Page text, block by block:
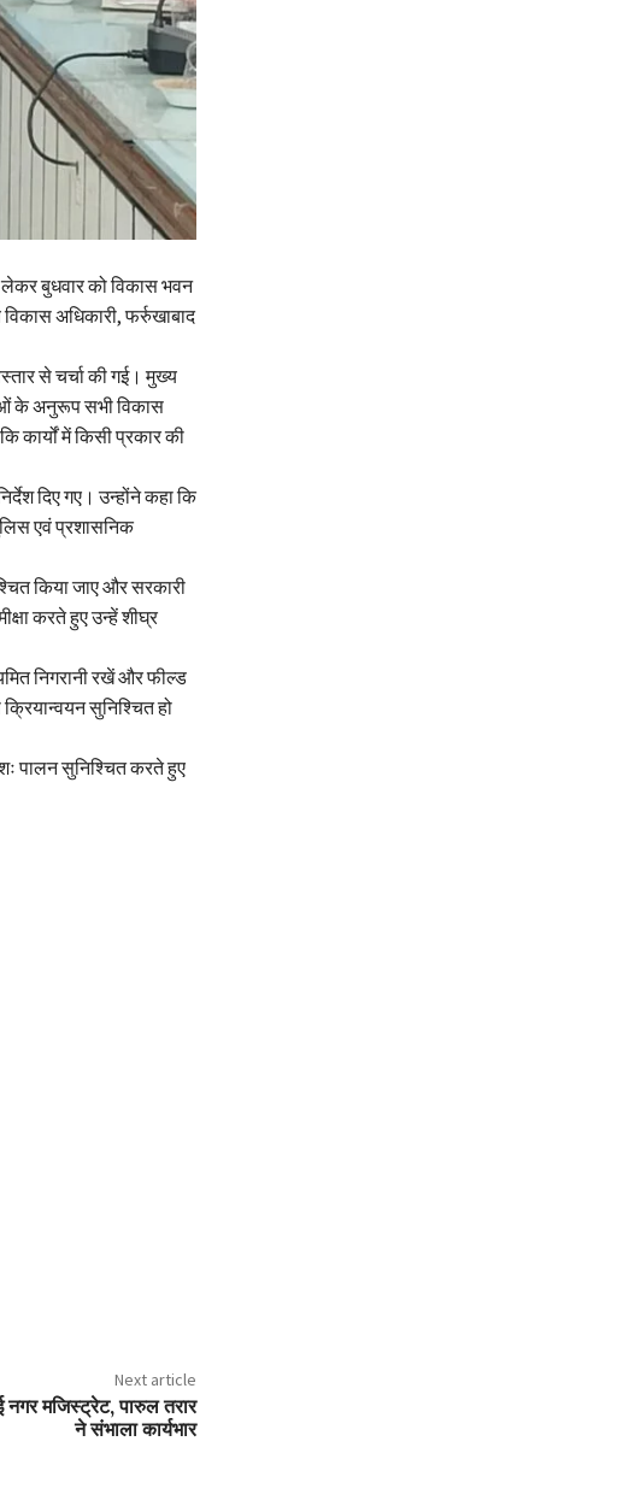
लेकर बुधवार को विकास भवन
अधिकारी, फर्रुखाबाद
से चर्चा की गई। मुख्य
के अनुरूप सभी विकास
कार्यों में किसी प्रकार की
दिए गए। उन्होंने कहा कि
एवं प्रशासनिक
किया जाए और सरकारी
करते हुए उन्हें शीघ्र
निगरानी रखें और फील्ड
सुनिश्चित हो
पालन सुनिश्चित करते हुए
Next article
नगर मजिस्ट्रेट, पारुल तरार
ने संभाला कार्यभार